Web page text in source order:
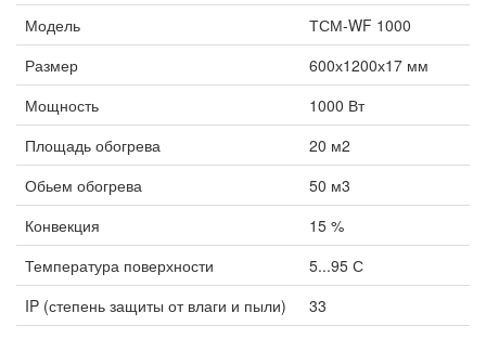
Модель
ТСМ-WF 1000
Размер
600х1200х17 мм
Мощность
1000 Вт
Площадь обогрева
20 м2
Обьем обогрева
50 м3
Конвекция
15 %
Температура поверхности
5...95 С
IP (степень защиты от влаги и пыли)
33